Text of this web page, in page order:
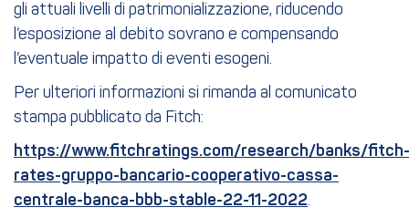
gli attuali livelli di patrimonializzazione, riducendo
l’esposizione al debito sovrano e compensando
l’eventuale impatto di eventi esogeni.
Per ulteriori informazioni si rimanda al comunicato
stampa pubblicato da Fitch:
https://www.fitchratings.com/research/banks/fitch-
rates-gruppo-bancario-cooperativo-cassa-
centrale-banca-bbb-stable-22-11-2022.